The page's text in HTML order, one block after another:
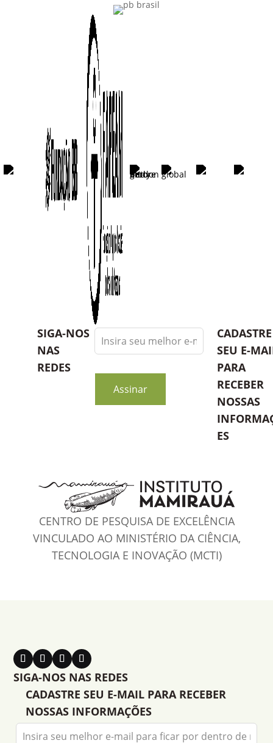
SIGA-NOS
NAS
REDES
Leave
this
blank
Assinar
CADASTRE
SEU E-
PARA
RECEBER
NOSSAS
ES
CENTRO DE PESQUISA DE EXCELÊNCIA
VINCULADO AO MINISTÉRIO DA CIÊNCIA,
TECNOLOGIA E INOVAÇÃO (MCTI)
SIGA-NOS NAS REDES
CADASTRE SEU E-MAIL PARA RECEBER
NOSSAS INFORMAÇÕES
Leave
this